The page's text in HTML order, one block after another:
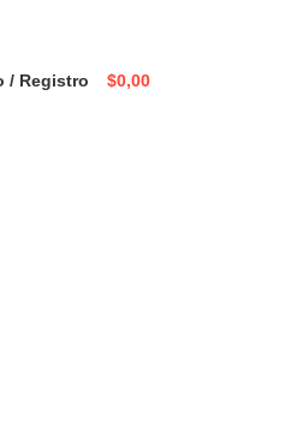
/ Registro $0,00